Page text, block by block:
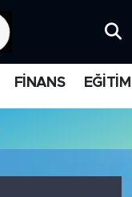
FİNANS EĞİTİM